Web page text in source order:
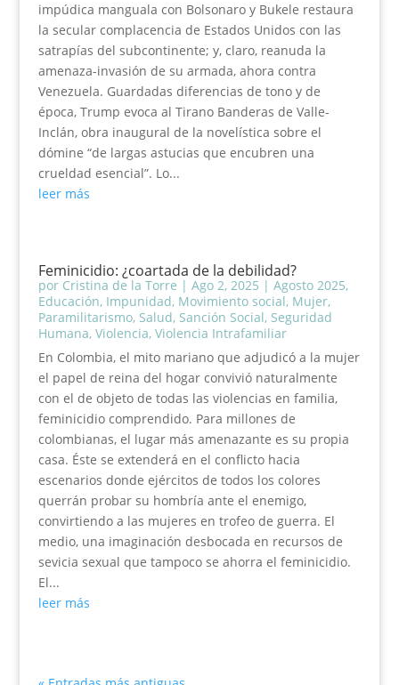
impúdica manguala con Bolsonaro y Bukele restaura
la secular complacencia de Estados Unidos con las
satrapías del subcontinente; y, claro, reanuda la
amenaza-invasión de su armada, ahora contra
Venezuela. Guardadas diferencias de tono y de
época, Trump evoca al Tirano Banderas de Valle-
Inclán, obra inaugural de la novelística sobre el
dómine “de largas astucias que encubren una
crueldad esencial”. Lo...
leer más
Feminicidio: ¿coartada de la debilidad?
por Cristina de la Torre | Ago 2, 2025 | Agosto 2025,
Educación, Impunidad, Movimiento social, Mujer,
Paramilitarismo, Salud, Sanción Social, Seguridad
Humana, Violencia, Violencia Intrafamiliar
En Colombia, el mito mariano que adjudicó a la mujer
el papel de reina del hogar convivió naturalmente
con el de objeto de todas las violencias en familia,
feminicidio comprendido. Para millones de
colombianas, el lugar más amenazante es su propia
casa. Éste se extenderá en el conflicto hacia
escenarios donde ejércitos de todos los colores
querrán probar su hombría ante el enemigo,
convirtiendo a las mujeres en trofeo de guerra. El
medio, una imaginación desbocada en recursos de
sevicia sexual que tampoco se ahorra el feminicidio.
El...
leer más